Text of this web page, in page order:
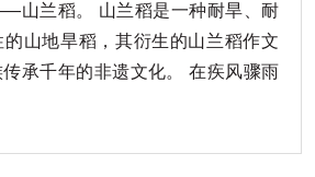
山兰稻。 山兰稻是一种耐旱、耐
山地旱稻，其衍生的山兰稻作文
承千年的非遗文化。 在疾风骤雨